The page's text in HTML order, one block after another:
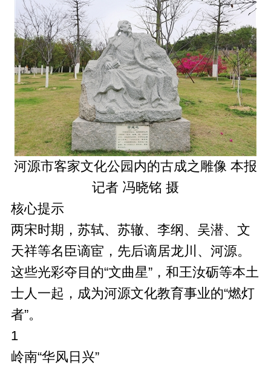
河源市客家文化公园内的古成之雕像 本报
记者 冯晓铭 摄
核心提示
两宋时期，苏轼、苏辙、李纲、吴潜、文
天祥等名臣谪宦，先后谪居龙川、河源。
这些光彩夺目的“文曲星”，和王汝砺等本土
士人一起，成为河源文化教育事业的“燃灯
者”。
1
岭南“华风日兴”